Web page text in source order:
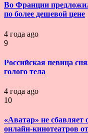
Во Франции
по более дешевой цене
4 года ago
9
Российская певица
голого тела
4 года ago
10
«Аватар» не сбавляет
онлайн-кинотеатров